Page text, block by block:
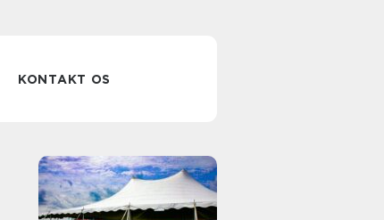
KONTAKT OS